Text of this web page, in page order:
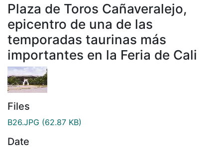
Plaza de Toros Cañaveralejo,
epicentro de una de las
temporadas taurinas más
importantes en la Feria de Cali
Files
B26.JPG (62.87 KB)
Date